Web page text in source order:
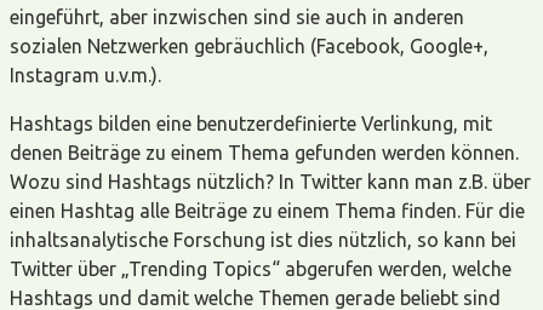
eingeführt, aber inzwischen sind sie auch in anderen
sozialen Netzwerken gebräuchlich (Facebook, Google+,
Instagram u.v.m.).
Hashtags bilden eine benutzerdefinierte Verlinkung, mit
denen Beiträge zu einem Thema gefunden werden können.
Wozu sind Hashtags nützlich? In Twitter kann man z.B. über
einen Hashtag alle Beiträge zu einem Thema finden. Für die
inhaltsanalytische Forschung ist dies nützlich, so kann bei
Twitter über „Trending Topics“ abgerufen werden, welche
Hashtags und damit welche Themen gerade beliebt sind